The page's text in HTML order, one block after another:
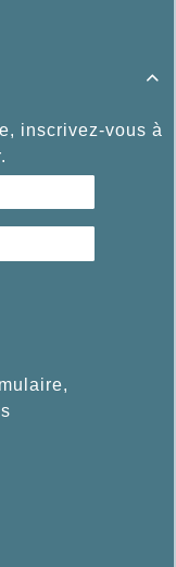

inscrivez-vous à